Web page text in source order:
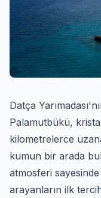
Datça
Palamutbükü,
kilometrelerce
kumun bir arada
atmosferi
arayanların ilk